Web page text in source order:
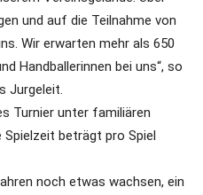
und auf die Teilnahme von
Wir erwarten mehr als 650
Handballerinnen bei uns“, so
Jurgeleit.
Turnier unter familiären
Spielzeit beträgt pro Spiel
noch etwas wachsen, ein